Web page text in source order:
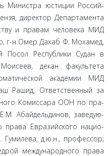
Министра юстиции Россий­
директор Департамента
и правам человека МИД
г-н Омер Дахаб Ф. Моха­мед,
Республики Су­дан в
декан факультета
академии МИД
Рашид, Ответственный за
Комиссара ООН по пра­
Абайдельдинов, заведую­
права Евразийского нацио­
Гумилёва, д.ю.н., профессор;
международного права